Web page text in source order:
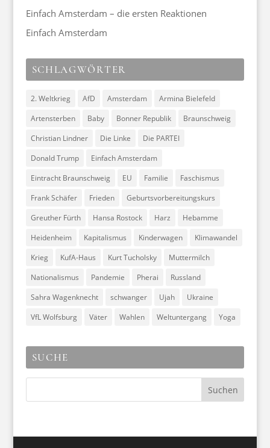
Einfach Amsterdam – die ersten Reaktionen
Einfach Amsterdam
SCHLAGWÖRTER
2. Weltkrieg AfD Amsterdam
Armina Bielefeld
Artensterben
Baby Bonner Republik
Braunschweig
Christian Lindner
Die Linke
Die PARTEI
Donald Trump
Einfach Amsterdam
Eintracht Braunschweig
EU Familie
Faschismus
Frank Schäfer
Frieden
Geburtsvorbereitungskurs
Greuther Fürth
Hansa Rostock Harz
Hebamme
Heidenheim
Kapitalismus Kinderwagen
Klimawandel
Krieg
KufA-Haus Kurt Tucholsky
Muttermilch
Nationalismus
Pandemie Pherai
Russland
Sahra Wagenknecht
schwanger Ujah
Ukraine
VfL Wolfsburg
Väter Wahlen Weltuntergang Yoga
SUCHE